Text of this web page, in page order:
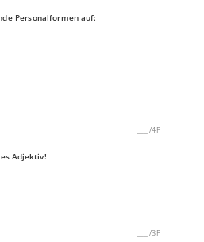
Personalformen auf:
/4P
Adjektiv!
/3P